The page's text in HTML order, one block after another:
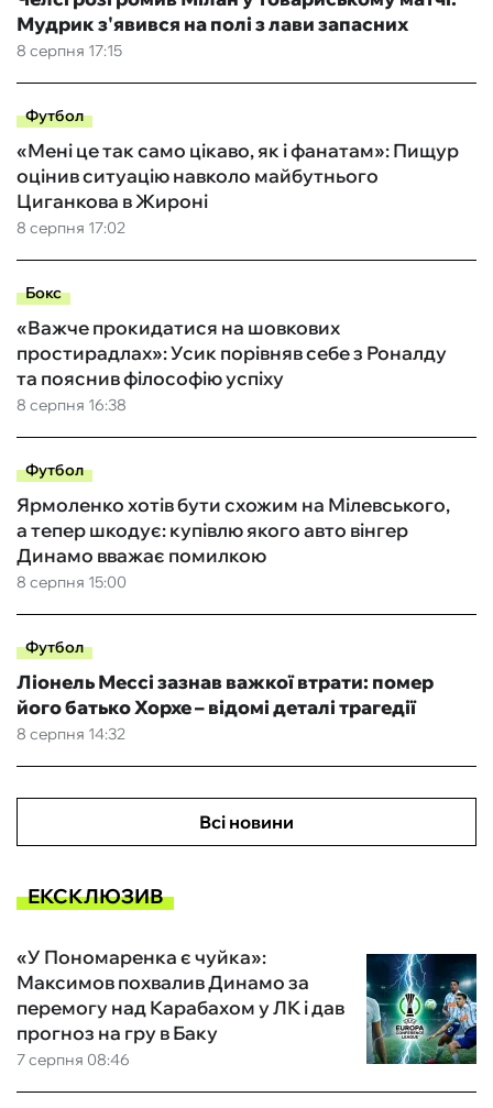
8 серпня 17:15
Мудрик з'явився на полі з лави запасних
Футбол
8 серпня 17:02
«Мені це так само цікаво, як і фанатам»: Пищур
оцінив ситуацію навколо майбутнього
Циганкова в Жироні
Бокс
8 серпня 16:38
«Важче прокидатися на шовкових
простирадлах»: Усик порівняв себе з Роналду
та пояснив філософію успіху
Футбол
8 серпня 15:00
Ярмоленко хотів бути схожим на Мілевського,
а тепер шкодує: купівлю якого авто вінгер
Динамо вважає помилкою
Футбол
8 серпня 14:32
Ліонель Мессі зазнав важкої втрати: помер
його батько Хорхе – відомі деталі трагедії
Всі новини
ЕКСКЛЮЗИВ
7 серпня 08:46
«У Пономаренка є чуйка»:
Максимов похвалив Динамо за
перемогу над Карабахом у ЛК і дав
прогноз на гру в Баку